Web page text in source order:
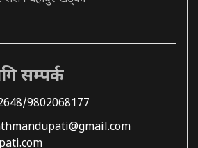
सम्पर्क
9802068177